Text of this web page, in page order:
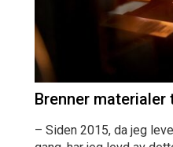
Brenner
– Siden 2015, da jeg